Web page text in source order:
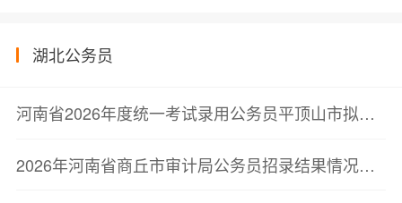
湖北公务员
河南省2026年度统一考试录用公务员平顶山市拟录用人员公示公告
2026年河南省商丘市审计局公务员招录结果情况公示